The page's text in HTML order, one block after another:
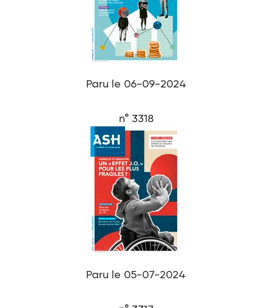
Paru le 06-09-2024
n° 3318
Paru le 05-07-2024